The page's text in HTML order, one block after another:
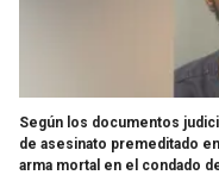
Según los documentos
de asesinato premeditado
arma mortal en el condado